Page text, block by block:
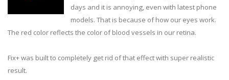
days and it is annoying, even with latest phone
models. That is because of how our eyes work.
The red color reflects the color of blood vessels in our retina.
Fix+ was built to completely get rid of that effect with super realistic
result.